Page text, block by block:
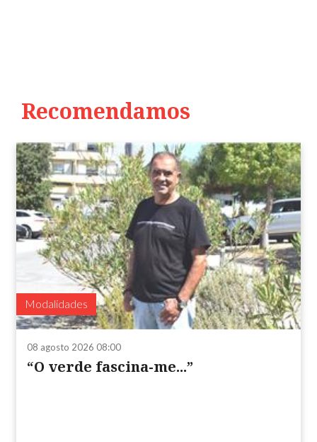
Recomendamos
Modalidades
08 agosto 2026 08:00
“O verde fascina-me...”